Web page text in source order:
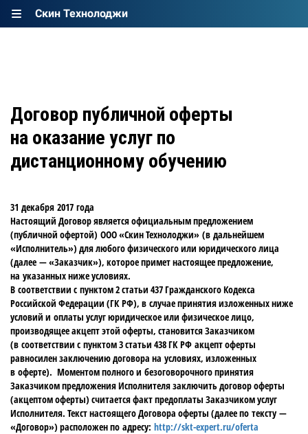
Скин Технолоджи
Договор публичной оферты
на оказание услуг по
дистанционному обучению
31 декабря 2017 года
Настоящий Договор является официальным предложением
(публичной офертой) ООО «Скин Технолоджи» (в дальнейшем
«Исполнитель») для любого физического или юридического лица
(далее — «Заказчик»), которое примет настоящее предложение,
на указанных ниже условиях.
В соответствии с пунктом 2 статьи 437 Гражданского Кодекса
Российской Федерации (ГК РФ), в случае принятия изложенных ниже
условий и оплаты услуг юридическое или физическое лицо,
производящее акцепт этой оферты, становится Заказчиком
(в соответствии с пунктом 3 статьи 438 ГК РФ акцепт оферты
равносилен заключению договора на условиях, изложенных
в оферте). Моментом полного и безоговорочного принятия
Заказчиком предложения Исполнителя заключить договор оферты
(акцептом оферты) считается факт предоплаты Заказчиком услуг
Исполнителя. Текст настоящего Договора оферты (далее по тексту —
«Договор») расположен по адресу: http://skt-expert.ru/oferta